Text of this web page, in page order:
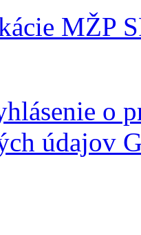
MŽP
o
údajov